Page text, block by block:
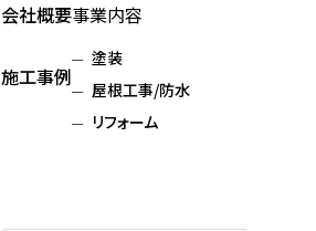
会社概要
施工事例
事業内容
塗装
屋根工事/防水
リフォーム